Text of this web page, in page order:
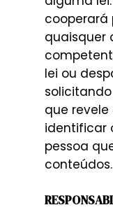
quaisquer
lei ou
que
identificar
pessoa
conteúdos.